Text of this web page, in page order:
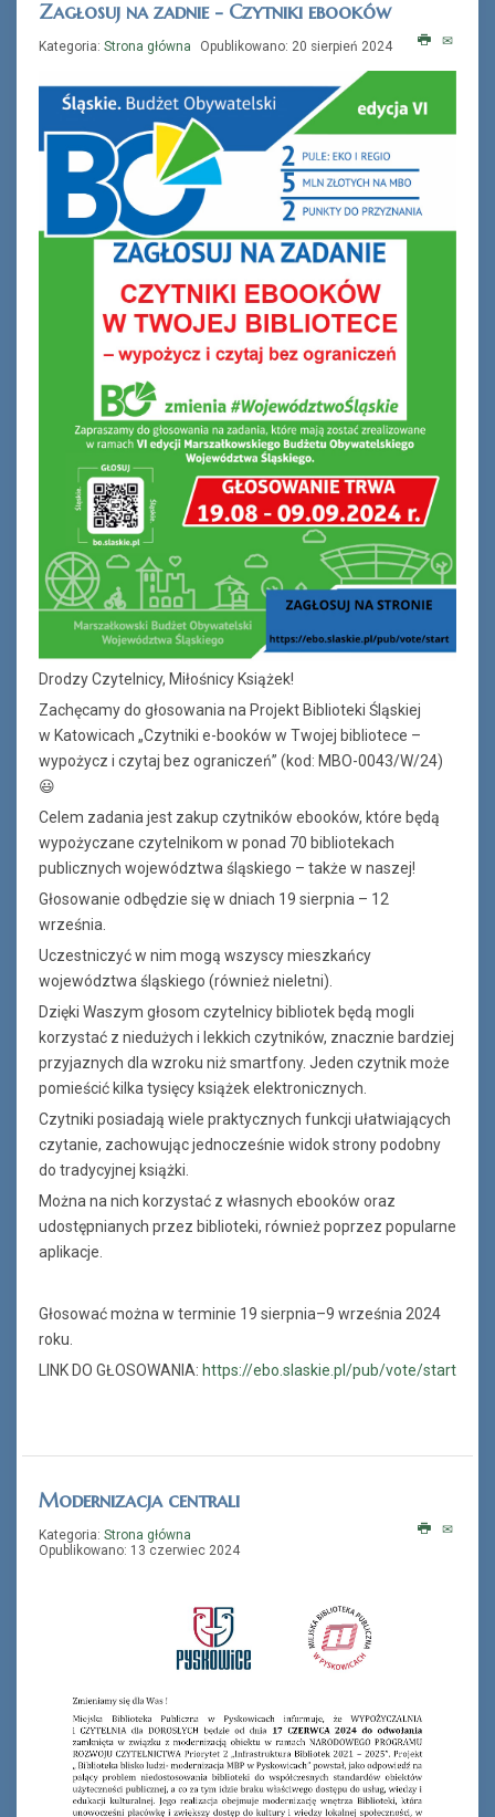
Zagłosuj na zadnie - Czytniki ebooków
Kategoria: Strona główna Opublikowano: 20 sierpień 2024
Drodzy Czytelnicy, Miłośnicy Książek!
Zachęcamy do głosowania na Projekt Biblioteki Śląskiej
w Katowicach „Czytniki e-booków w Twojej bibliotece –
wypożycz i czytaj bez ograniczeń” (kod: MBO-0043/W/24)
😃
Celem zadania jest zakup czytników ebooków, które będą
wypożyczane czytelnikom w ponad 70 bibliotekach
publicznych województwa śląskiego – także w naszej!
Głosowanie odbędzie się w dniach 19 sierpnia – 12
września.
Uczestniczyć w nim mogą wszyscy mieszkańcy
województwa śląskiego (również nieletni).
Dzięki Waszym głosom czytelnicy bibliotek będą mogli
korzystać z niedużych i lekkich czytników, znacznie bardziej
przyjaznych dla wzroku niż smartfony. Jeden czytnik może
pomieścić kilka tysięcy książek elektronicznych.
Czytniki posiadają wiele praktycznych funkcji ułatwiających
czytanie, zachowując jednocześnie widok strony podobny
do tradycyjnej książki.
Można na nich korzystać z własnych ebooków oraz
udostępnianych przez biblioteki, również poprzez popularne
aplikacje.
Głosować można w terminie 19 sierpnia–9 września 2024
roku.
LINK DO GŁOSOWANIA: https://ebo.slaskie.pl/pub/vote/start
Modernizacja centrali
Kategoria: Strona główna
Opublikowano: 13 czerwiec 2024